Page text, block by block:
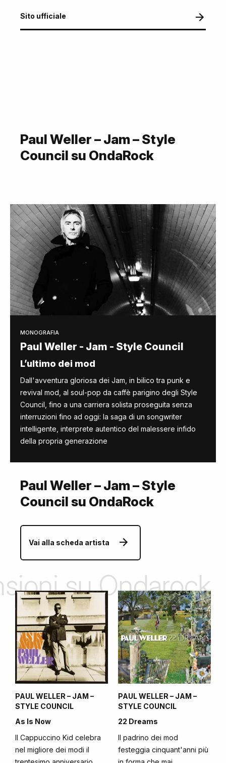
Sito ufficiale
Paul Weller – Jam – Style
Council su OndaRock
MONOGRAFIA
Paul Weller - Jam - Style Council
L’ultimo dei mod
Dall'avventura gloriosa dei Jam, in bilico tra punk e
revival mod, al soul-pop da caffè parigino degli Style
Council, fino a una carriera solista proseguita senza
interruzioni fino ad oggi: la saga di un songwriter
intelligente, interprete autentico del malessere infido
della propria generazione
Paul Weller – Jam – Style
Council su OndaRock
Vai alla scheda artista
su Ondarock
PAUL WELLER – JAM –
STYLE COUNCIL
As Is Now
Il Cappuccino Kid celebra
nel migliore dei modi il
PAUL WELLER – JAM –
STYLE COUNCIL
22 Dreams
Il padrino dei mod
festeggia cinquant'anni più